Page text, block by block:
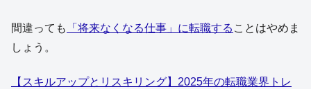
間違っても 「将来なくなる仕事」に転職する ことはやめま
しょう。
【スキルアップとリスキリング】2025年の転職業界トレ